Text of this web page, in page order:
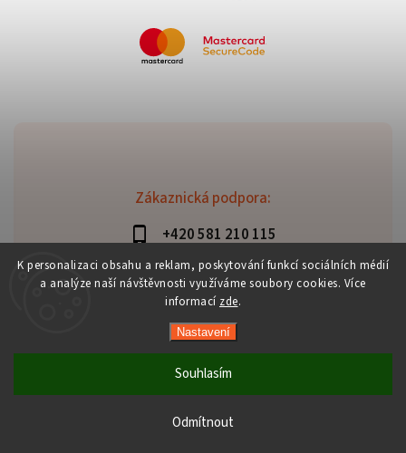
K personalizaci obsahu a reklam, poskytování funkcí sociálních médií
a analýze naší návštěvnosti využíváme soubory cookies. Více
informací zde.
Nastavení
Odmítnout
Souhlasím
Zákaznická podpora:
+420 581 210 115
info@davaztechnik.cz
Copyright 2026Daniš Davaztechnik. Všechna práva